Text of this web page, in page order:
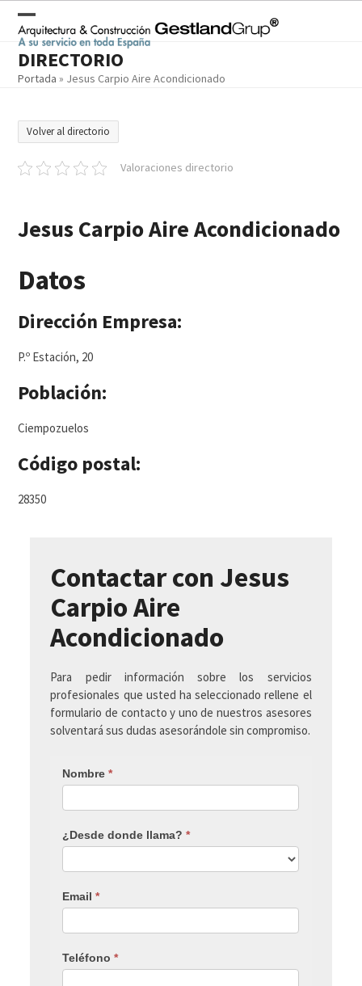
contentOpen
mobile
menu
Close
mobile
menu
DIRECTORIO
Portada » Jesus Carpio Aire Acondicionado
Volver al directorio
Valoraciones directorio
Jesus Carpio Aire Acondicionado
Datos
Dirección Empresa:
P.º Estación, 20
Población:
Ciempozuelos
Código postal:
28350
Contactar con Jesus
Carpio Aire
Acondicionado
Para pedir información sobre los servicios
profesionales que usted ha seleccionado rellene el
formulario de contacto y uno de nuestros asesores
solventará sus dudas asesorándole sin compromiso.
Nombre*
¿Desde donde llama?*
Email*
Teléfono*